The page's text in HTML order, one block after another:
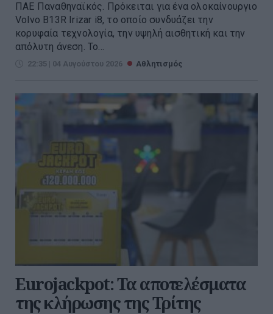
ΠΑΕ Παναθηναϊκός. Πρόκειται για ένα ολοκαίνουργιο
Volvo B13R Irizar i8, το οποίο συνδυάζει την
κορυφαία τεχνολογία, την υψηλή αισθητική και την
απόλυτη άνεση. Το...
22:35 | 04 Αυγούστου 2026 Αθλητισμός
Eurojackpot: Τα αποτελέσματα
της κλήρωσης της Τρίτης